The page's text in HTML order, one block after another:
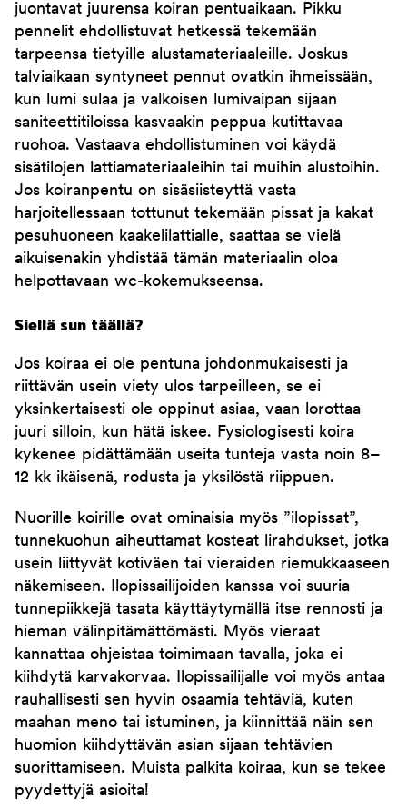
juontavat juurensa koiran pentuaikaan. Pikku
pennelit ehdollistuvat hetkessä tekemään
tarpeensa tietyille alustamateriaaleille. Joskus
talviaikaan syntyneet pennut ovatkin ihmeissään,
kun lumi sulaa ja valkoisen lumivaipan sijaan
saniteettitiloissa kasvaakin peppua kutittavaa
ruohoa. Vastaava ehdollistuminen voi käydä
sisätilojen lattiamateriaaleihin tai muihin alustoihin.
Jos koiranpentu on sisäsiisteyttä vasta
harjoitellessaan tottunut tekemään pissat ja kakat
pesuhuoneen kaakelilattialle, saattaa se vielä
aikuisenakin yhdistää tämän materiaalin oloa
helpottavaan wc-kokemukseensa.
Siellä sun täällä?
Jos koiraa ei ole pentuna johdonmukaisesti ja
riittävän usein viety ulos tarpeilleen, se ei
yksinkertaisesti ole oppinut asiaa, vaan lorottaa
juuri silloin, kun hätä iskee. Fysiologisesti koira
kykenee pidättämään useita tunteja vasta noin 8–
12 kk ikäisenä, rodusta ja yksilöstä riippuen.
Nuorille koirille ovat ominaisia myös ”ilopissat”,
tunnekuohun aiheuttamat kosteat lirahdukset, jotka
usein liittyvät kotiväen tai vieraiden riemukkaaseen
näkemiseen. Ilopissailijoiden kanssa voi suuria
tunnepiikkejä tasata käyttäytymällä itse rennosti ja
hieman välinpitämättömästi. Myös vieraat
kannattaa ohjeistaa toimimaan tavalla, joka ei
kiihdytä karvakorvaa. Ilopissailijalle voi myös antaa
rauhallisesti sen hyvin osaamia tehtäviä, kuten
maahan meno tai istuminen, ja kiinnittää näin sen
huomion kiihdyttävän asian sijaan tehtävien
suorittamiseen. Muista palkita koiraa, kun se tekee
pyydettyjä asioita!